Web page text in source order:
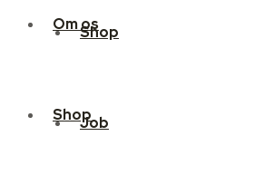
Shop
Job
Om os
Shop